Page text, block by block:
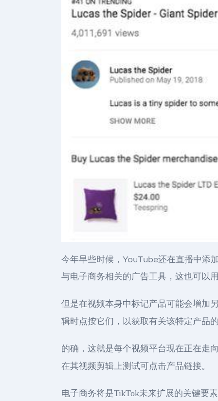
今年早些时候，YouTube还在直播中添
与电子商务相关的广告工具，这也可以
但是在视频本身中标记产品可能会增加
辑时点按它们，以获取有关该特定产品
的确，这就是每个视频平台现在正在走
在其视频剪辑上测试可点击产品链接。
电子商务将是TikTok未来扩展的关键要